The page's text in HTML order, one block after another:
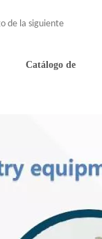
de antioxidantes
de la siguiente
Catálogo de